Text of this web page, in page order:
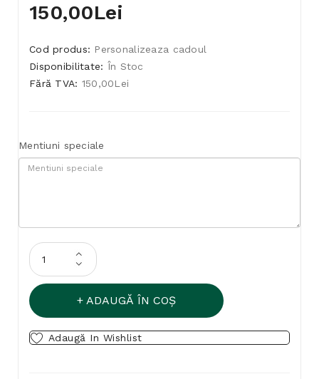
150,00Lei
Cod produs: Personalizeaza cadoul
Disponibilitate: În Stoc
Fără TVA: 150,00Lei
Mentiuni speciale
ADAUGĂ ÎN COŞ
Adaugă In Wishlist